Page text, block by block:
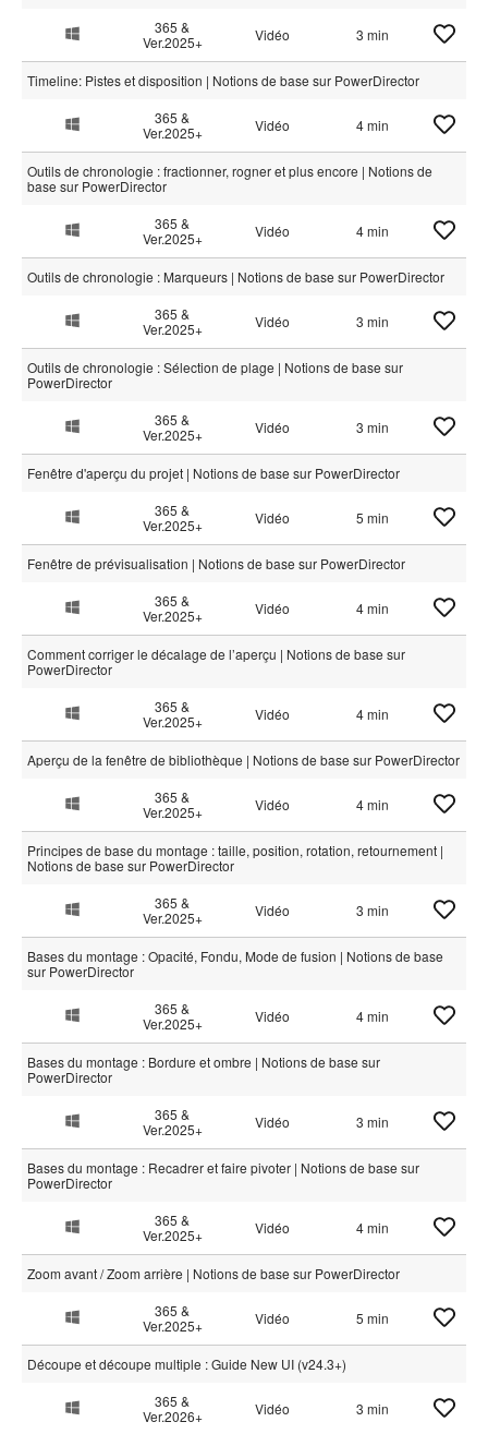
365 &
Ver.2025+
Vidéo 3 min
Timeline: Pistes et disposition | Notions de base sur PowerDirector
365 &
Ver.2025+
Vidéo 4 min
Outils de chronologie : fractionner, rogner et plus encore | Notions de
base sur PowerDirector
365 &
Ver.2025+
Vidéo 4 min
Outils de chronologie : Marqueurs | Notions de base sur PowerDirector
365 &
Ver.2025+
Vidéo 3 min
Outils de chronologie : Sélection de plage | Notions de base sur
PowerDirector
365 &
Ver.2025+
Vidéo 3 min
Fenêtre d'aperçu du projet | Notions de base sur PowerDirector
365 &
Ver.2025+
Vidéo 5 min
Fenêtre de prévisualisation | Notions de base sur PowerDirector
365 &
Ver.2025+
Vidéo 4 min
Comment corriger le décalage de l’aperçu | Notions de base sur
PowerDirector
365 &
Ver.2025+
Vidéo 4 min
Aperçu de la fenêtre de bibliothèque | Notions de base sur PowerDirector
365 &
Ver.2025+
Vidéo 4 min
Principes de base du montage : taille, position, rotation, retournement |
Notions de base sur PowerDirector
365 &
Ver.2025+
Vidéo 3 min
Bases du montage : Opacité, Fondu, Mode de fusion | Notions de base
sur PowerDirector
365 &
Ver.2025+
Vidéo 4 min
Bases du montage : Bordure et ombre | Notions de base sur
PowerDirector
365 &
Ver.2025+
Vidéo 3 min
Bases du montage : Recadrer et faire pivoter | Notions de base sur
PowerDirector
365 &
Ver.2025+
Vidéo 4 min
Zoom avant / Zoom arrière | Notions de base sur PowerDirector
365 &
Ver.2025+
Vidéo 5 min
Découpe et découpe multiple : Guide New UI (v24.3+)
365 &
Ver.2026+
Vidéo 3 min